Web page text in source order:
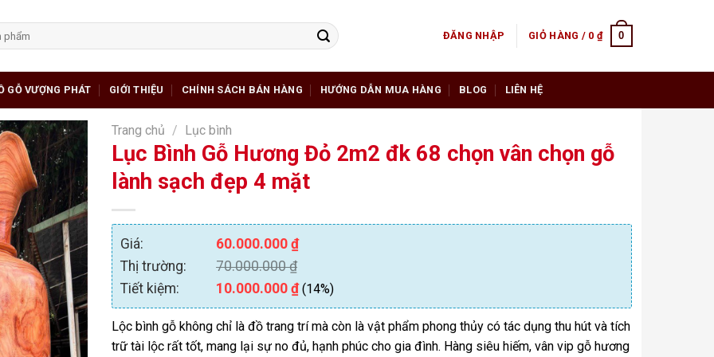
ĐĂNG NHẬP GIỎ HÀNG / 0 ₫ 0
GỖ VƯỢNG PHÁT GIỚI THIỆU CHÍNH SÁCH BÁN HÀNG HƯỚNG DẪN MUA HÀNG BLOG LIÊN HỆ
Trang chủ / Lục bình
Lục Bình Gỗ Hương Đỏ 2m2 đk 68 chọn vân chọn gỗ
lành sạch đẹp 4 mặt
Giá: 60.000.000₫
Thị trường:
70.000.000₫
Tiết kiệm:
10.000.000₫(14%)
Lộc bình gỗ không chỉ là đồ trang trí mà còn là vật phẩm phong thủy có tác dụng thu hút và tích
trữ tài lộc rất tốt, mang lại sự no đủ, hạnh phúc cho gia đình. Hàng siêu hiếm, vân vip gỗ hương